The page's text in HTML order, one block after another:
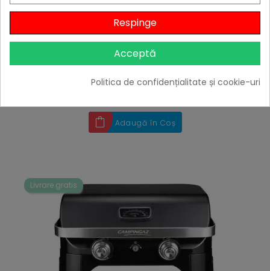
2.998,56 lei
Adaugă în Coș
Livrare gratis
Respinge
Acceptă
Politica de confidențialitate și cookie-uri